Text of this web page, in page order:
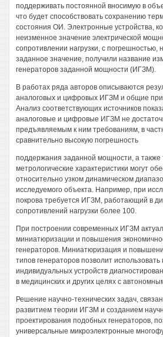
поддерживать постоянной вносимую в
что будет способствовать сохранению
состояния ОИ. Электронные устройства,
неизменное значение электрической
сопротивлении нагрузки, с
заданное значение, получили название
генераторов заданной мощности (ИГЗМ).
В работах ряда авторов описываются
аналоговых и цифровых ИГЗМ и общие
Анализ соответствующих источников
аналоговые и цифровые ИГЗМ не
предъявляемым к ним требованиям, в
сравнительно высокую погрешность
поддержания заданной мощности, а также
метрологические характеристики могут
относительно узком динамическом
исследуемого объекта. Например, при
покрова требуется ИГЗМ, работающий в
сопротивлений нагрузки более 100.
При построении современных ИГЗМ
миниатюризации и повышения
генераторов. Миниатюризация и
типов генераторов позволит использовать
индивидуальных устройств
в медицинских и других целях с
Решение научно-технических задач,
развитием теории ИГЗМ и созданием
проектирования подобных генераторов,
универсальные микроэлектронные